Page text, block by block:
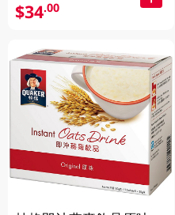
$34.00